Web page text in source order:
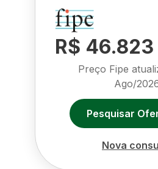
R$ 46.823
Preço Fipe
Ago/
Pesquisar
Nova